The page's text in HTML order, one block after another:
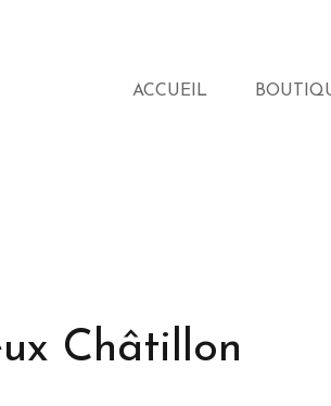
ACCUEIL
Châtillon